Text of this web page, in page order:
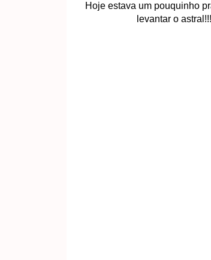
Hoje estava um pouquinho
levantar o